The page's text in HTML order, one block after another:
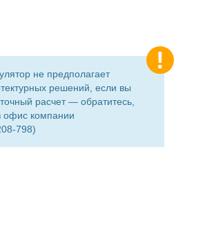
не предполагает
решений, если вы
расчет — обратитесь,
офис компании
798)